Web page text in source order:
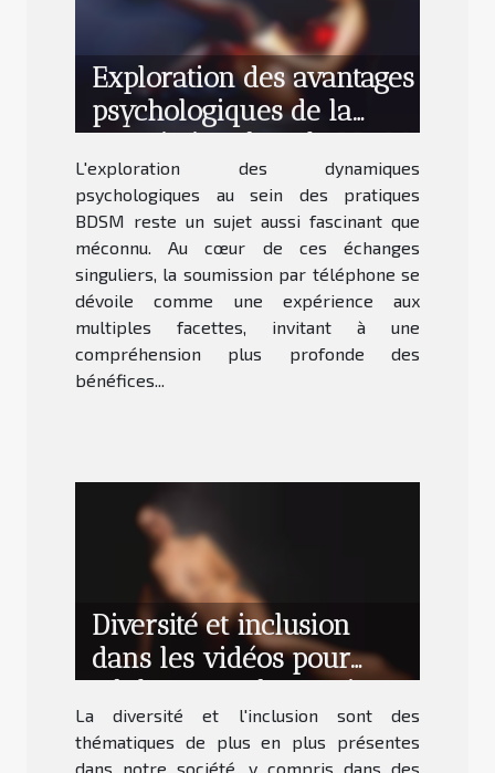
Exploration des avantages
psychologiques de la
soumission dans le BDSM
par téléphone
L'exploration des dynamiques
psychologiques au sein des pratiques
BDSM reste un sujet aussi fascinant que
méconnu. Au cœur de ces échanges
singuliers, la soumission par téléphone se
dévoile comme une expérience aux
multiples facettes, invitant à une
compréhension plus profonde des
bénéfices...
Diversité et inclusion
dans les vidéos pour
adultes avec des actrices
d'origine maghrébine
La diversité et l'inclusion sont des
thématiques de plus en plus présentes
dans notre société, y compris dans des